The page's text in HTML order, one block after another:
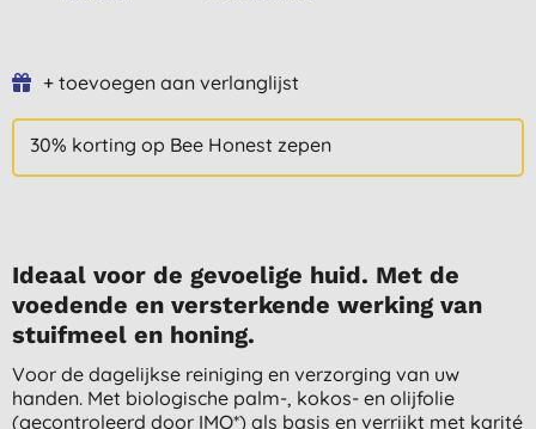
+ toevoegen aan verlanglijst
30% korting op Bee Honest zepen
Ideaal voor de gevoelige huid. Met de
voedende en versterkende werking van
stuifmeel en honing.
Voor de dagelijkse reiniging en verzorging van uw
handen. Met biologische palm-, kokos- en olijfolie
(gecontroleerd door IMO*) als basis en verrijkt met karité